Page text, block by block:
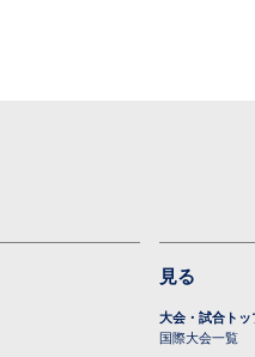
見る
大会・試合トッ
国際大会一覧